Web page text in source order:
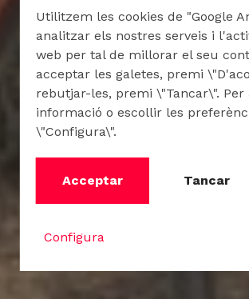
Utilitzem les cookies de "Google
analitzar els nostres serveis i
web per tal de millorar el seu
acceptar les galetes, premi
rebutjar-les, premi \"Tancar\". Per
informació o escollir les
\"Configura\".
Acceptar Tancar
Configura